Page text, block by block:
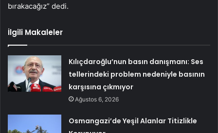
bırakacağız” dedi.
İlgili Makaleler
Kılıçdaroğlu’nun basın danışmanı: Ses
tellerindeki problem nedeniyle basının
karşısına çıkmıyor
Ağustos 6, 2026
Osmangazi’de Yeşil Alanlar Titizlikle